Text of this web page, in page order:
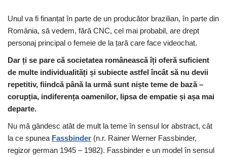
Unul va fi finanțat în parte de un producător brazilian, în parte din
România, să vedem, fără CNC, cel mai probabil, are drept
personaj principal o femeie de la țară care face videochat.
Dar ți se pare că societatea românească îți oferă suficient
de multe individualități și subiecte astfel încât să nu devii
repetitiv, fiindcă până la urmă sunt niște teme de bază –
corupția, indiferența oamenilor, lipsa de empatie și așa mai
departe.
Nu mă gândesc atât de mult la teme în sensul lor abstract, cât
la ce spunea Fassbinder (n.r. Rainer Werner Fassbinder,
regizor german 1945 – 1982). Fassbinder e un model în sensul